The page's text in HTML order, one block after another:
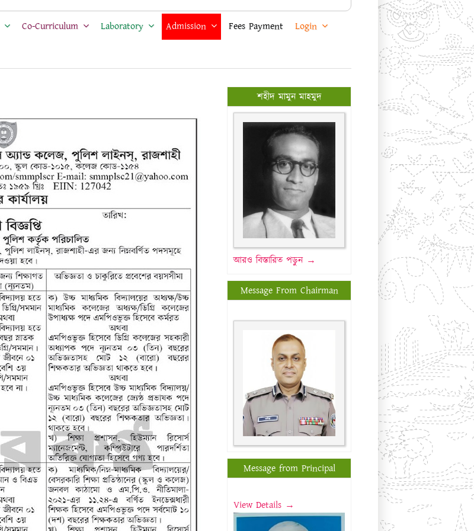
Co-Curriculum Laboratory Admission Fees Payment Login
শহীদ মামুন মাহমুদ
আরও বিস্তারিত পড়ুন →
Message From Chairman
Message from Principal
View Details →